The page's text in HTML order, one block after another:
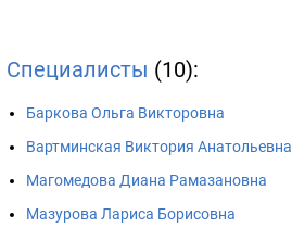
Специалисты (10):
Баркова Ольга Викторовна
Вартминская Виктория Анатольевна
Магомедова Диана Рамазановна
Мазурова Лариса Борисовна